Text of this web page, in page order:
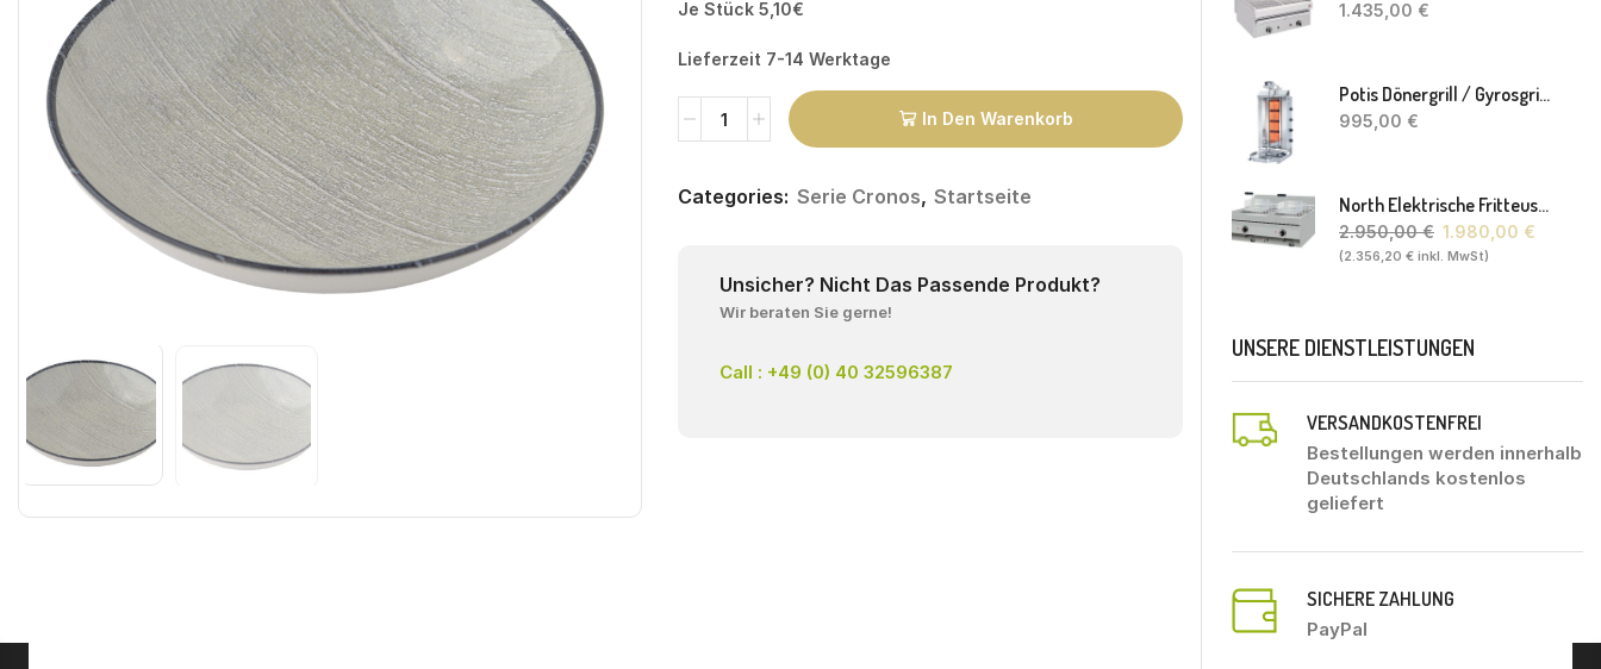
Je Stück 5,10€
Lieferzeit 7-14 Werktage
In Den Warenkorb
Categories: Serie Cronos, Startseite
Unsicher? Nicht Das Passende Produkt?
Wir beraten Sie gerne!
Call : +49 (0) 40 32596387
1.435,00 €
Potis Dönergrill / Gyrosgrill GD4 S - Achteckige Fettwanne-Ohne Schaufel
995,00 €
North Elektrische Fritteuse FL20. 80 X 70 X 30(46) Cm
2.950,00€ 1.980,00 €
(2.356,20 € inkl. MwSt)
UNSERE DIENSTLEISTUNGEN
VERSANDKOSTENFREI
Bestellungen werden innerhalb
Deutschlands kostenlos
geliefert
SICHERE ZAHLUNG
PayPal